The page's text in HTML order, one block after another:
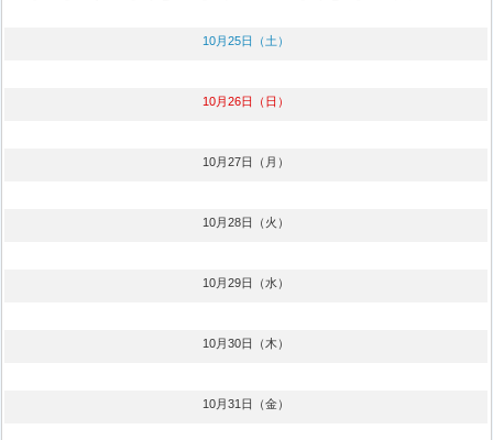
10月25日（土）
10月26日（日）
10月27日（月）
10月28日（火）
10月29日（水）
10月30日（木）
10月31日（金）